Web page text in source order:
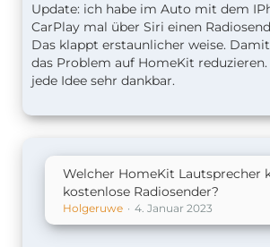
Update: ich habe im Auto mit dem
CarPlay mal über Siri einen
Das klappt erstaunlicher weise.
das Problem auf HomeKit
jede Idee sehr dankbar.
Welcher HomeKit Lautsprecher
kostenlose Radiosender?
Holgeruwe 4. Januar 2023